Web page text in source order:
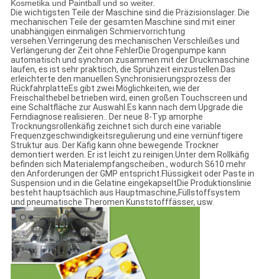
Kosmetika und Paintball und so weiter.
Die wichtigsten Teile der Maschine sind die Präzisionslager. Die
mechanischen Teile der gesamten Maschine sind mit einer
unabhängigen einmaligen Schmiervorrichtung
versehen.Verringerung des mechanischen Verschleißes und
Verlängerung der Zeit ohne FehlerDie Drogenpumpe kann
automatisch und synchron zusammen mit der Druckmaschine
laufen, es ist sehr praktisch, die Sprühzeit einzustellen.Das
erleichterte den manuellen Synchronisierungsprozess der
RückfahrplatteEs gibt zwei Möglichkeiten, wie der
Freischalthebel betrieben wird, einen großen Touchscreen und
eine Schaltfläche zur Auswahl.Es kann nach dem Upgrade die
Ferndiagnose realisieren.. Der neue 8-Typ amorphe
Trocknungsrollenkäfig zeichnet sich durch eine variable
Frequenzgeschwindigkeitsregulierung und eine vernünftigere
Struktur aus. Der Käfig kann ohne bewegende Trockner
demontiert werden. Er ist leicht zu reinigen.Unter dem Rollkäfig
befinden sich Materialempfangscheiben., wodurch S610 mehr
den Anforderungen der GMP entspricht.Flüssigkeit oder Paste in
Suspension und in die Gelatine eingekapseltDie Produktionslinie
besteht hauptsächlich aus Hauptmaschine,Füllstoffsystem
und pneumatische Theromen Kunststofffässer, usw.